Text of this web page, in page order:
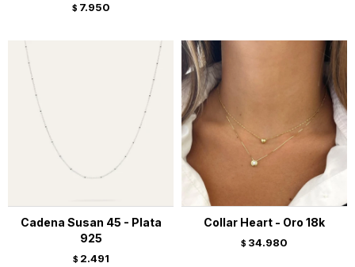
$ 7.950
Cadena Susan 45 - Plata
925
$ 2.491
Collar Heart - Oro 18k
$ 34.980